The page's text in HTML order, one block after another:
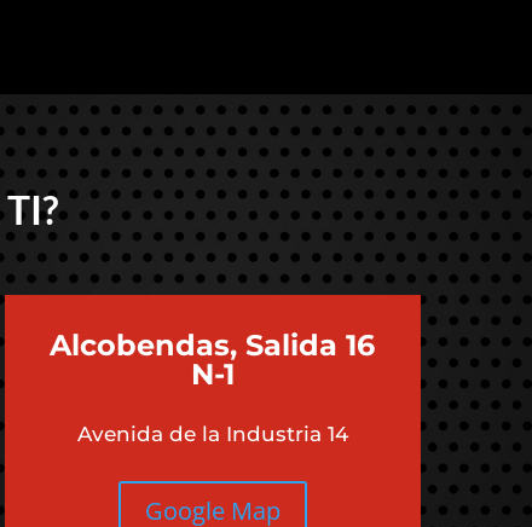
Alcobendas, Salida 16
N-1
Avenida de la Industria 14
Google Map